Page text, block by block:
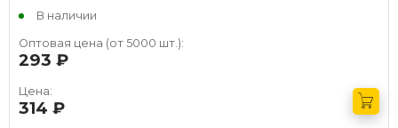
В наличии
Оптовая цена (от 5000 шт.):
293
Цена:
314